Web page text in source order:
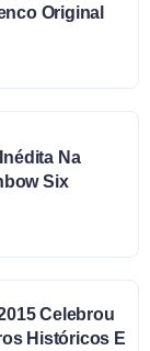
Original
Na
Six
Celebrou
Históricos E